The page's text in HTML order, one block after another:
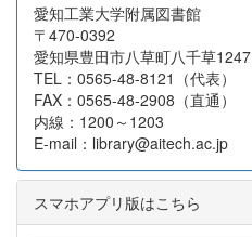
愛知工業大学附属図書館
〒470-0392
愛知県豊田市八草町八千草1247
TEL：0565-48-8121（代表）
FAX：0565-48-2908（直通）
内線：1200～1203
E-mail：library@aitech.ac.jp
スマホアプリ版はこちら